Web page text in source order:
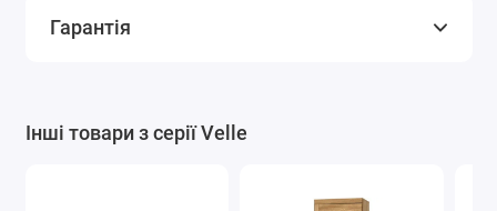
Гарантія
Інші товари з серії Velle